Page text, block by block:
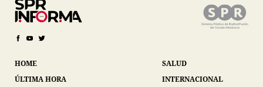
HOME
ÚLTIMA HORA
SALUD
INTERNACIONAL